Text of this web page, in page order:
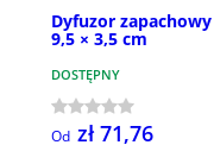
Dyfuzor zapachowy
9,5 × 3,5 cm
DOSTĘPNY
Od zł 71,76